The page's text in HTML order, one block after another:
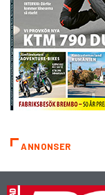
ANNONSER